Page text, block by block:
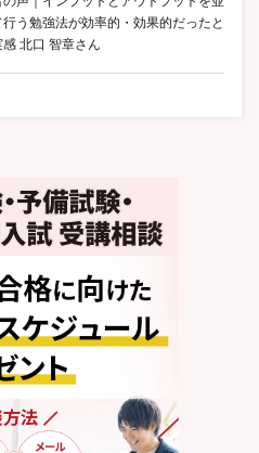
う勉強法が効率的・効果的だったと
北口 智章さん